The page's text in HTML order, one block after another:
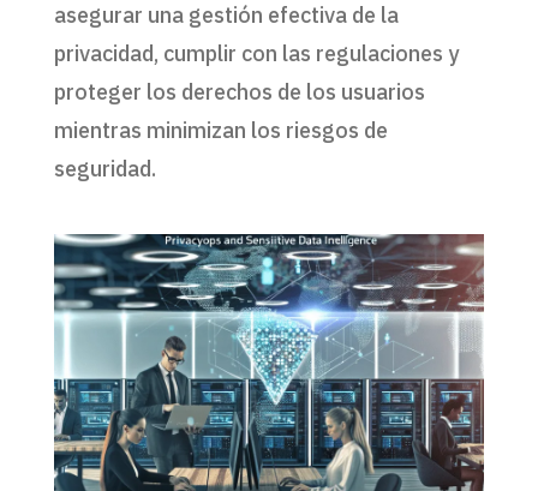
asegurar una gestión efectiva de la
privacidad, cumplir con las regulaciones y
proteger los derechos de los usuarios
mientras minimizan los riesgos de
seguridad.